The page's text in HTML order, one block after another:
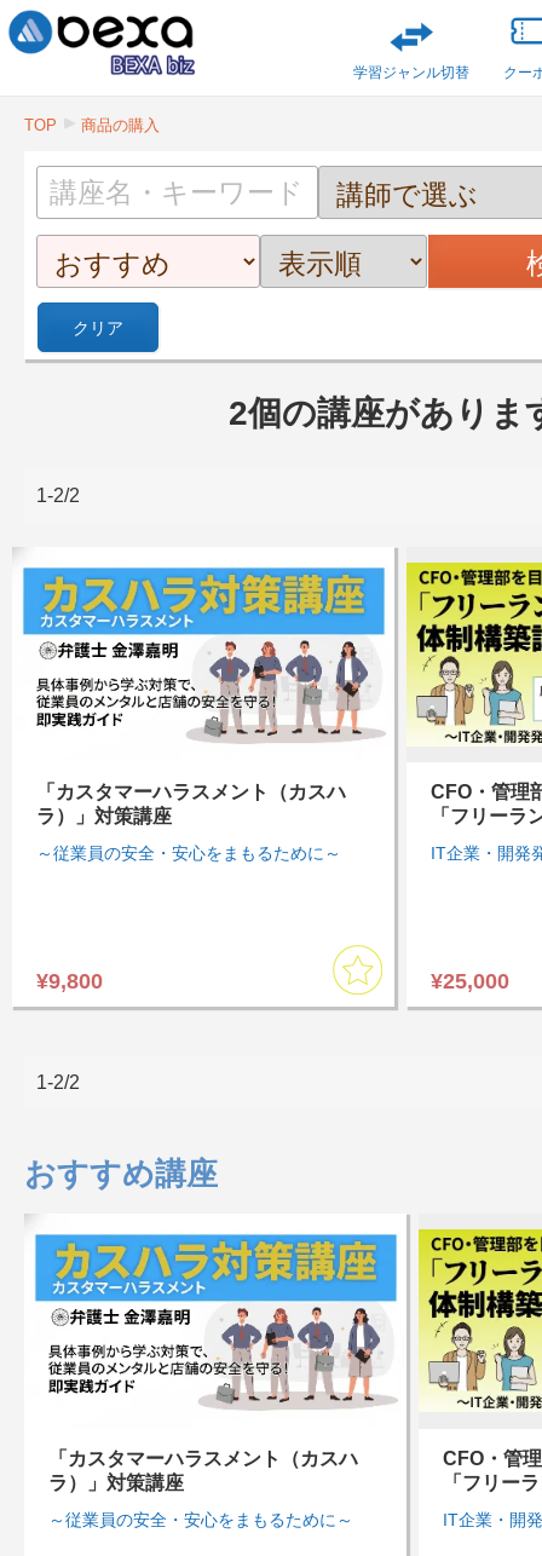
学習ジャンル切替 クー
TOP 商品の購入
クリア
2個の講座がありま
1-2/2
「カスタマーハラスメント（カスハ
ラ）」対策講座
～従業員の安全・安心をまもるために～
¥9,800
CFO・管理
「フリーラ
IT企業・開発
¥25,000
1-2/2
おすすめ講座
「カスタマーハラスメント（カスハ
ラ）」対策講座
～従業員の安全・安心をまもるために～
CFO・管
「フリー
IT企業・開